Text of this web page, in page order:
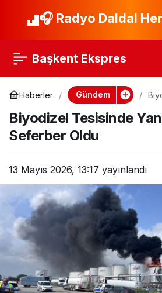
🎧 Radyo Daldal
Başkent Ekspres
Haberler Gündem
Biyodizel Tesisinde
Seferber Oldu
13 Mayıs 2026, 13:17 yayınlandı
FETÖ’den 5 yıl cezası
yakalandı